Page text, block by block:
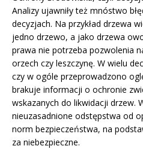
Analizy ujawniły też mnóstwo
decyzjach. Na przykład drzewa
jedno drzewo, a jako drzewa
prawa nie potrzeba pozwolenia
orzech czy leszczynę. W wielu
czy w ogóle przeprowadzono
brakuje informacji o ochronie
wskazanych do likwidacji drzew.
nieuzasadnione odstępstwa od
norm bezpieczeństwa, na
za niebezpieczne.